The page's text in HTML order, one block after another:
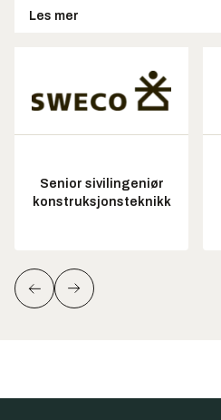
Les mer
Senior sivilingeniør
konstruksjonsteknikk